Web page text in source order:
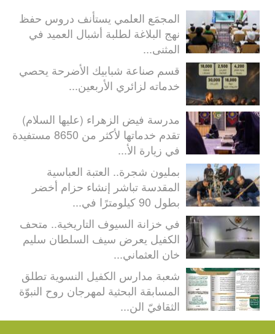
المجمَع العلمي يستأنف دروس حفظ
نهج البلاغة لطلبة أشبال العميد في
المثنى...
قسم صناعة شبابيك الأضرحة يحصي
خدماته لزائري الأربعين...
مدرسة فيض الزهراء (عليها السلام)
تقدم خدماتها لأكثر من 8650 مستفيدة
في زيارة الأ...
بمليون شجرة.. العتبة العباسية
المقدسة تباشر إنشاء حزام أخضر
بطول 90 كيلومترًا في...
في خزانة السيوف التاريخية.. متحف
الكفيل يعرض سيف السلطان سليم
خان العثماني...
شعبة مدارس الكفيل النسوية تطلق
المسابقة البحثية لمهرجان روح النبوّة
الثقافيّ الن...